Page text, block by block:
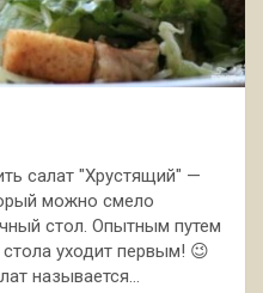
салат "Хрустящий" —
можно смело
стол. Опытным путем
уходит первым! 😉
называется…